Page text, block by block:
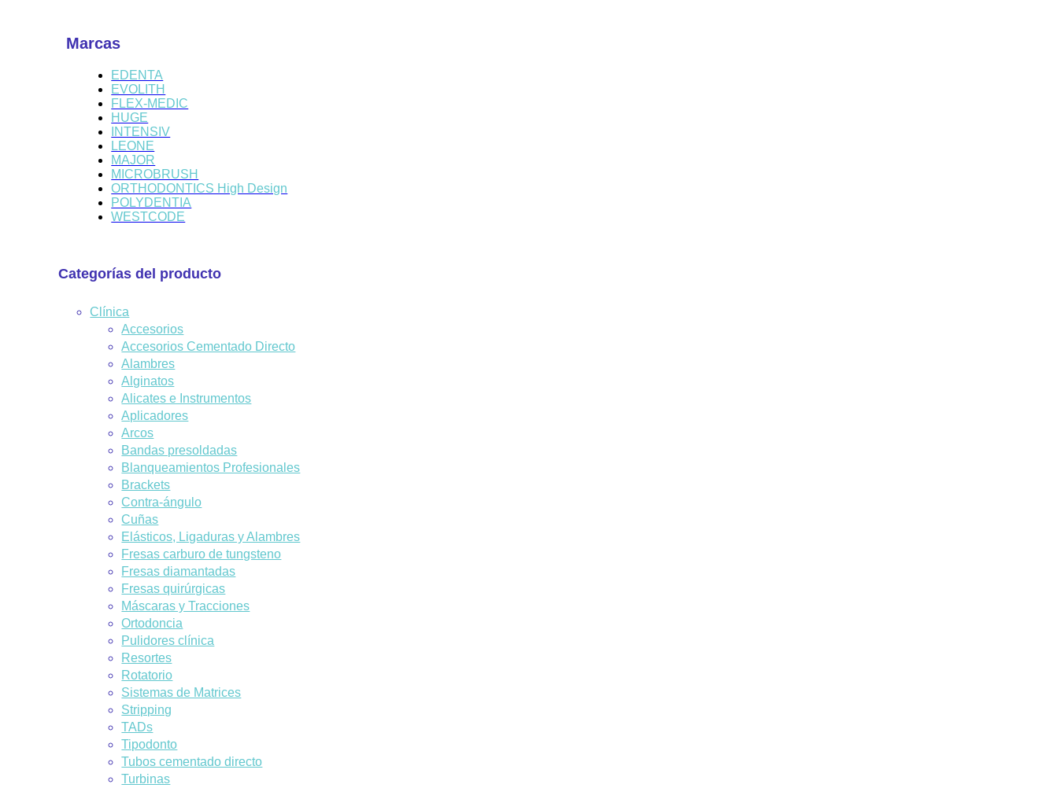
Marcas
EDENTA
EVOLITH
FLEX-MEDIC
HUGE
INTENSIV
LEONE
MAJOR
MICROBRUSH
ORTHODONTICS High Design
POLYDENTIA
WESTCODE
Categorías del producto
Clínica
Accesorios
Accesorios Cementado Directo
Alambres
Alginatos
Alicates e Instrumentos
Aplicadores
Arcos
Bandas presoldadas
Blanqueamientos Profesionales
Brackets
Contra-ángulo
Cuñas
Elásticos, Ligaduras y Alambres
Fresas carburo de tungsteno
Fresas diamantadas
Fresas quirúrgicas
Máscaras y Tracciones
Ortodoncia
Pulidores clínica
Resortes
Rotatorio
Sistemas de Matrices
Stripping
TADs
Tipodonto
Tubos cementado directo
Turbinas